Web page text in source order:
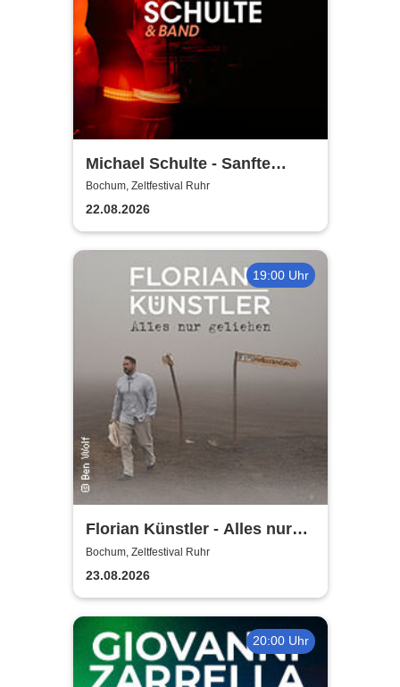
Michael Schulte - Sanfte
Töne, besondere Orte Tour
2026
Bochum, Zeltfestival Ruhr
22.08.2026
19:00 Uhr
Florian Künstler - Alles nur
geliehen - Tour 2026/2027
Bochum, Zeltfestival Ruhr
23.08.2026
20:00 Uhr